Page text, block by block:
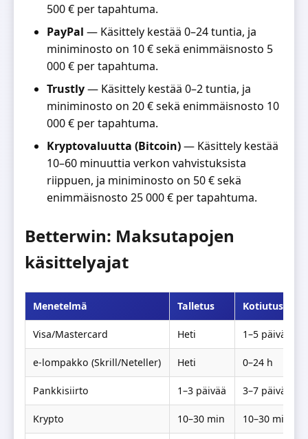
500 € per tapahtuma.
PayPal — Käsittely kestää 0–24 tuntia, ja
miniminosto on 10 € sekä enimmäisnosto 5
000 € per tapahtuma.
Trustly— Käsittely kestää 0–2 tuntia, ja
miniminosto on 20 € sekä enimmäisnosto 10
000 € per tapahtuma.
Kryptovaluutta (Bitcoin)— Käsittely kestää
10–60 minuuttia verkon vahvistuksista
riippuen, ja miniminosto on 50 € sekä
enimmäisnosto 25 000 € per tapahtuma.
Betterwin: Maksutapojen
käsittelyajat
Menetelmä Talletus Kotiutus
Visa/Mastercard Heti 1–5 päivää
e-lompakko (Skrill/Neteller) Heti 0–24 h
Pankkisiirto 1–3 päivää 3–7 päivää
Krypto 10–30 min 10–30 min